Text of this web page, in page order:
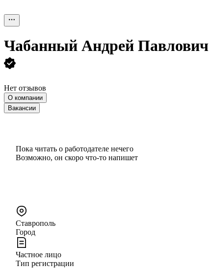
Чабанный Андрей Павлович
Нет отзывов
О компании
Вакансии
Пока читать о работодателе нечего
Возможно, он скоро что‑то напишет
Ставрополь
Город
Частное лицо
Тип регистрации